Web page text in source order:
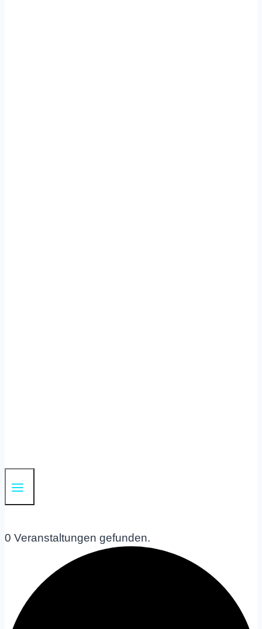
0 Veranstaltungen gefunden.